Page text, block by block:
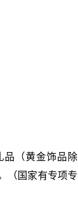
品（黄金饰品除
（国家有专项专